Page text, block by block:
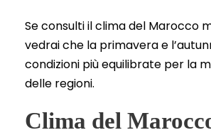
Se consulti il clima del Marocco
vedrai che la primavera e
condizioni più equilibrate per la
delle regioni.
Clima del